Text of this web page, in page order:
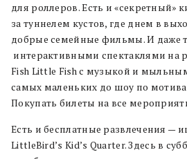
для роллеров. Есть и «секретный»
за туннелем кустов, где днем в
добрые семейные фильмы. И даже
интерактивными спектаклями на
Fish Little Fish с музыкой и
самых маленьких до шоу по
Покупать билеты на все
Есть и бесплатные развлечения —
LittleBird’s Kid’s Quarter. Здесь в